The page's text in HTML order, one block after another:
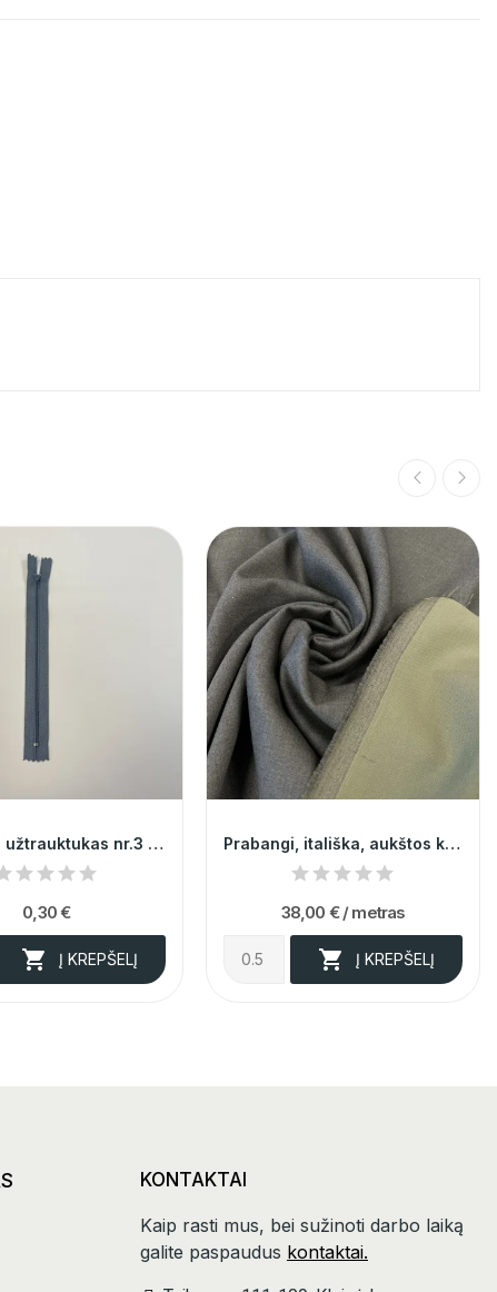
Spiralinis užtrauktukas nr.3 @10
0,30 €
 Į KREPŠELĮ
Prabangi, itališka, aukštos kokybės, žalios...
38,00 € / metras
 Į KREPŠELĮ
KONTAKTAI
Kaip rasti mus, bei sužinoti darbo laiką
galite paspaudus kontaktai.